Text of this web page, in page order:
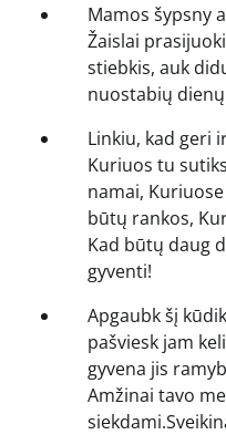
Mamos šypsny
Žaislai
stiebkis, auk
nuostabių
Linkiu, kad geri
Kuriuos tu
namai,
būtų rankos,
Kad būtų daug
gyventi!
Apgaubk šį
pašviesk jam
gyvena jis
Amžinai tavo